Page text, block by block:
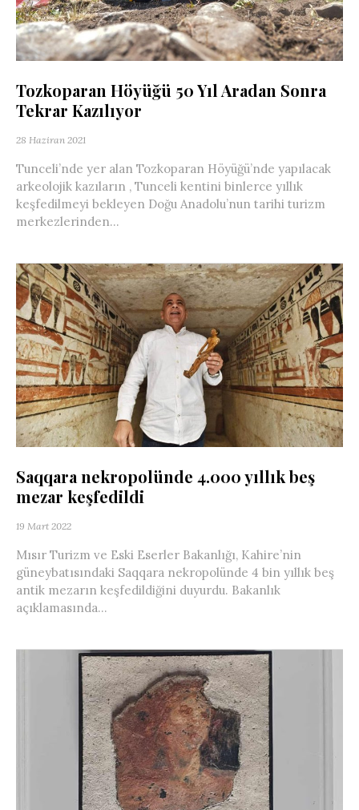
Tozkoparan Höyüğü 50 Yıl Aradan Sonra
Tekrar Kazılıyor
28 Haziran 2021
Tunceli’nde yer alan Tozkoparan Höyüğü’nde yapılacak
arkeolojik kazıların , Tunceli kentini binlerce yıllık
keşfedilmeyi bekleyen Doğu Anadolu’nun tarihi turizm
merkezlerinden...
Saqqara nekropolünde 4.000 yıllık beş
mezar keşfedildi
19 Mart 2022
Mısır Turizm ve Eski Eserler Bakanlığı, Kahire’nin
güneybatısındaki Saqqara nekropolünde 4 bin yıllık beş
antik mezarın keşfedildiğini duyurdu. Bakanlık
açıklamasında...